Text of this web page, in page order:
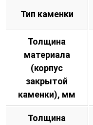
Тип каменки
Толщина
материала
(корпус
закрытой
каменки), мм
Толщина